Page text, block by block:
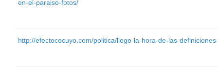
en-el-paraiso-fotos/
http://efectococuyo.com/politica/llego-la-hora-de-las-